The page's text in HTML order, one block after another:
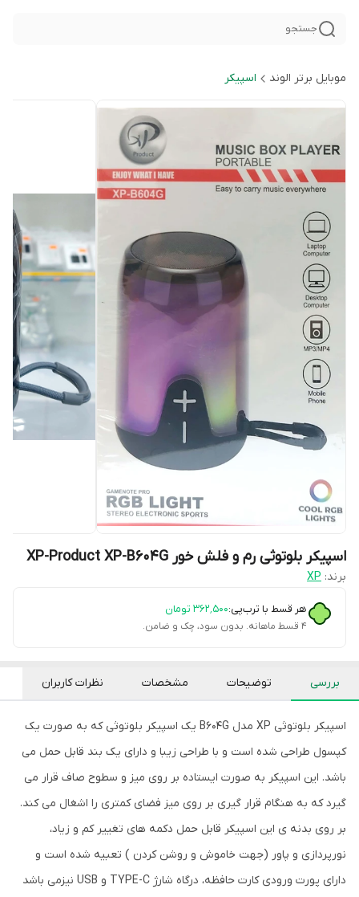
جستجو
موبایل برتر الوند اسپیکر
اسپیکر بلوتوثی رم و فلش خور XP-Product XP-B604G
برند: XP
هر قسط با ترب‌پی:۳۶۲٬۵۰۰ تومان
۴ قسط ماهانه. بدون سود، چک و ضامن.
بررسی توضیحات مشخصات نظرات کاربران
اسپیکر بلوتوثی XP مدل B604G یک اسپیکر بلوتوثی که به صورت یک
کپسول طراحی شده است و با طراحی زیبا و دارای یک بند قابل حمل می
باشد. این اسپیکر به صورت ایستاده بر روی میز و سطوح صاف قرار می
گیرد که به هنگام قرار گیری بر روی میز فضای کمتری را اشغال می کند.
بر روی بدنه ی این اسپیکر قابل حمل دکمه های تغییر کم و زیاد،
نورپردازی و پاور (جهت خاموش و روشن کردن ) تعبیه شده است و
دارای پورت ورودی کارت حافظه، درگاه شارژ TYPE-C و USB نیزمی باشد